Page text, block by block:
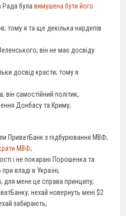
Рада булавимушена бути його
тому я та ще декілька нардепів
він не має досвіду
досвід красти; тому я
він самостійний політик;
Донбасу та Криму;
ПриватБанк з підбурювання МВФ;
МВФ;
і не покараю Порошенка та
владі в Україні;
для мене це справа принципу;
нехай новернуть мені $2
забирають;